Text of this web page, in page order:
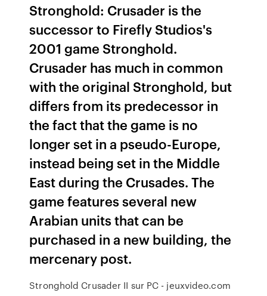
Stronghold: Crusader is the
successor to Firefly Studios's
2001 game Stronghold.
Crusader has much in common
with the original Stronghold, but
differs from its predecessor in
the fact that the game is no
longer set in a pseudo-Europe,
instead being set in the Middle
East during the Crusades. The
game features several new
Arabian units that can be
purchased in a new building, the
mercenary post.
Stronghold Crusader II sur PC - jeuxvideo.com